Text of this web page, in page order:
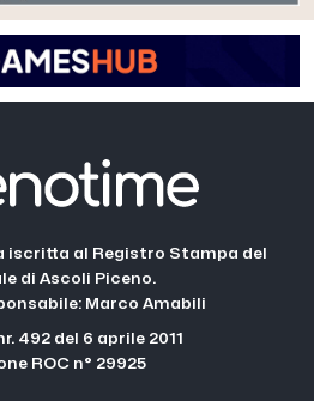
al Registro Stampa del
di Ascoli Piceno.
Marco Amabili
492 del 6 aprile 2011
ROC n° 29925